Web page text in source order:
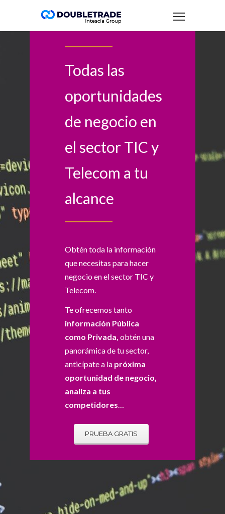
Todas las
oportunidades
de negocio en
el sector TIC y
Telecom a tu
alcance
Obtén toda la información
que necesitas para hacer
negocio en el sector TIC y
Telecom.
Te ofrecemos tanto
información Pública
como Privada, obtén una
panorámica de tu sector,
anticípate a la próxima
oportunidad de negocio,
analiza a tus
competidores…
PRUEBA GRATIS